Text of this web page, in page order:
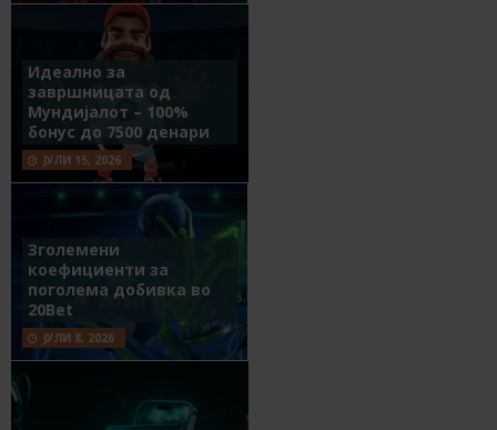
Идеално за
завршницата од
Мундијалот – 100%
бонус до 7500 денари
ЈУЛИ 15, 2026
Зголемени
коефициенти за
поголема добивка во
20Bet
ЈУЛИ 8, 2026